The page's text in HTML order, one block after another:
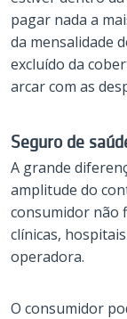
pagar nada a
da mensalidade
excluído da
arcar com as
Seguro de
A grande
amplitude do
consumidor não
clínicas,
operadora.
O consumidor